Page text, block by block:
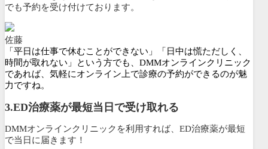
でも予約を受け付けております。
佐藤
「平日は仕事で休むことができない」「日中は慌ただしく、
時間が取れない」という方でも、DMMオンラインクリニック
であれば、気軽にオンライン上で診療の予約ができるのが魅
力ですね。
3.ED治療薬が最短当日で受け取れる
DMMオンラインクリニックを利用すれば、ED治療薬が最短
で当日に届きます！